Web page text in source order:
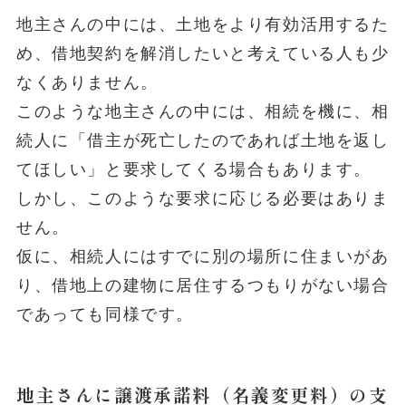
地主さんの中には、土地をより有効活用するた
め、借地契約を解消したいと考えている人も少
なくありません。
このような地主さんの中には、相続を機に、相
続人に「借主が死亡したのであれば土地を返し
てほしい」と要求してくる場合もあります。
しかし、このような要求に応じる必要はありま
せん。
仮に、相続人にはすでに別の場所に住まいがあ
り、借地上の建物に居住するつもりがない場合
であっても同様です。
地主さんに譲渡承諾料（名義変更料）の支